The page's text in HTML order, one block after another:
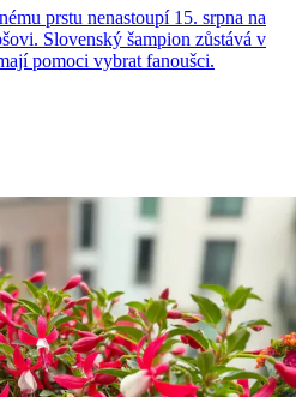
prstu nenastoupí 15. srpna na
Slovenský šampion zůstává v
pomoci vybrat fanoušci.